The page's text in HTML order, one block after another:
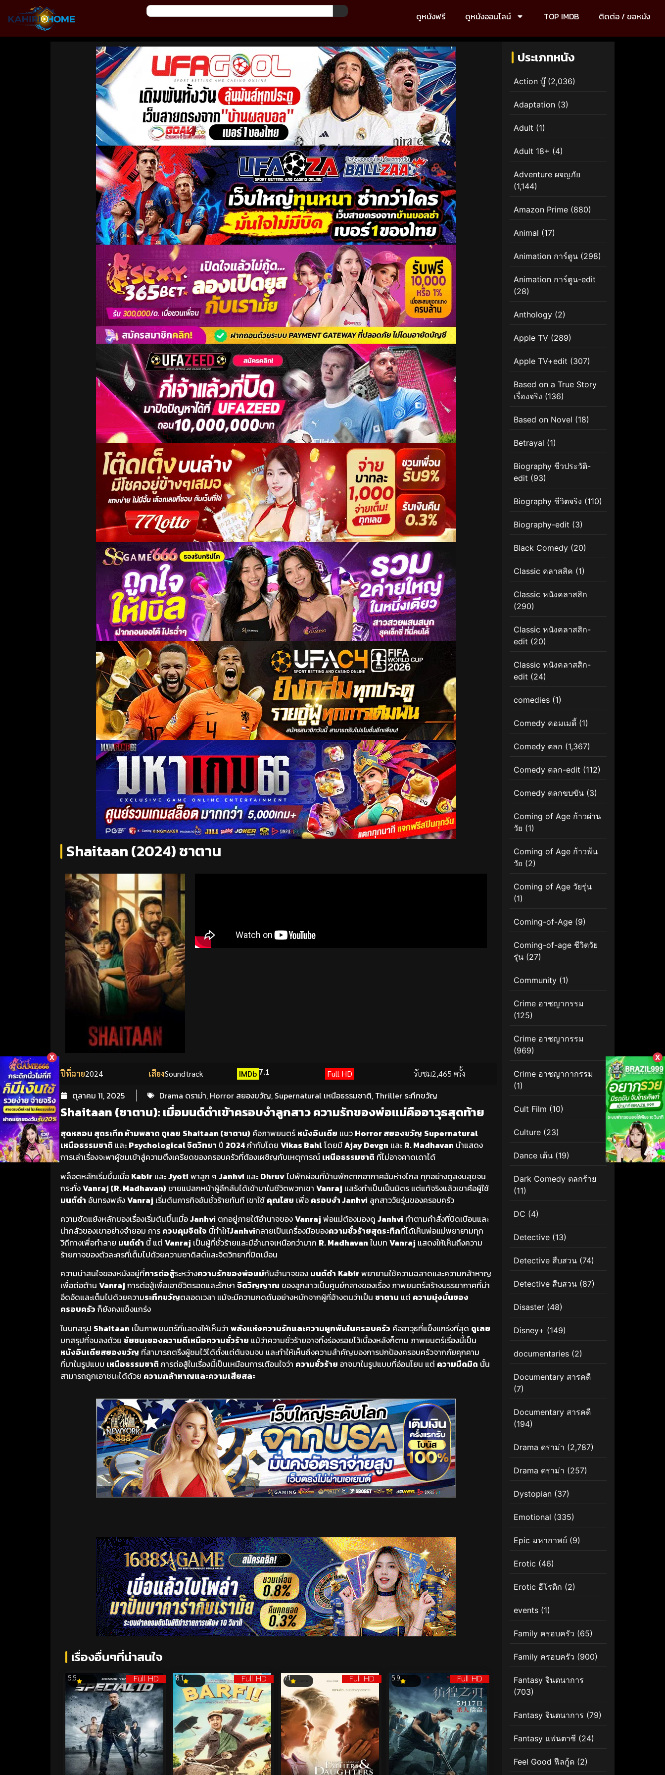
ดูหนังฟรี ดูหนังออนไลน์ TOP IMDB ติดต่อ / ขอหนัง
Shaitaan (2024) ซาตาน
ปีที่ฉาย2024 เสียงSoundtrack IMDb 7.1 Full HD รับชม2,465 ครั้ง
ตุลาคม 11, 2025 Drama ดราม่า, Horror สยองขวัญ, Supernatural เหนือธรรมชาติ, Thriller ระทึกขวัญ
Shaitaan (ซาตาน): เมื่อมนต์ดำเข้าครอบงำลูกสาว ความรักของพ่อแม่คืออาวุธสุดท้าย
สุดหลอน สุดระทึก ห้ามพลาด ดูเลย Shaitaan (ซาตาน) คือภาพยนตร์ หนังอินเดีย แนว Horror สยองขวัญ Supernatural
เหนือธรรมชาติ และ Psychological จิตวิทยา ปี 2024กำกับโดย Vikas BahlโดยมีAjay Devgn และ R. Madhavan นำแสดง
การเล่าเรื่องจะพาผู้ชมเข้าสู่ความตึงเครียดของครอบครัวที่ต้องเผชิญกับเหตุการณ์ เหนือธรรมชาติ ที่ไม่อาจคาดเดาได้
พล็อตหลักเริ่มขึ้นเมื่อ Kabir และJyoti พาลูก ๆ Janhvi และ Dhruvไปพักผ่อนที่บ้านพักตากอากาศอันห่างไกล ทุกอย่างดูสงบสุขจน
กระทั่งVanraj (R. Madhavan) ชายแปลกหน้าผู้ลึกลับได้เข้ามาในชีวิตพวกเขา Vanraj แสร้งทำเป็นเป็นมิตร แต่แท้จริงแล้วเขาคือผู้ใช้
มนต์ดำ อันทรงพลังVanraj เริ่มต้นภารกิจอันชั่วร้ายทันที เขาใช้ คุณไสย เพื่อ ครอบงำ Janhvi ลูกสาววัยรุ่นของครอบครัว
ความขัดแย้งหลักของเรื่องเริ่มต้นขึ้นเมื่อJanhvi ตกอยู่ภายใต้อำนาจของVanraj พ่อแม่ต้องมองดู Janhvi ทำตามคำสั่งที่บิดเบือนและ
น่ากลัวของเขาอย่างจำยอม การ ควบคุมจิตใจ นี้ทำให้Janhviกลายเป็นเครื่องมือของความชั่วร้ายสุดระทึกที่ได้เห็นพ่อแม่พยายามทุก
วิถีทางเพื่อทำลาย มนต์ดำ นี้ แต่ Vanraj เป็นผู้ที่ชั่วร้ายและมีอำนาจเหนือกว่ามาก R. Madhavan ในบท Vanraj แสดงให้เห็นถึงความ
ร้ายกาจของตัวละครที่เต็มไปด้วยความซาดิสต์และจิตวิทยาที่บิดเบือน
ความน่าสนใจของหนังอยู่ที่การต่อสู้ระหว่างความรักของพ่อแม่กับอำนาจของ มนต์ดำ Kabirพยายามใช้ความฉลาดและความกล้าหาญ
เพื่อต่อต้าน Vanraj การต่อสู้เพื่อเอาชีวิตรอดและรักษา จิตวิญญาณ ของลูกสาวเป็นศูนย์กลางของเรื่อง ภาพยนตร์สร้างบรรยากาศที่น่า
อึดอัดและเต็มไปด้วยความระทึกขวัญตลอดเวลา แม้จะมีความกดดันอย่างหนักจากผู้ที่อ้างตนว่าเป็น ซาตาน แต่ ความมุ่งมั่นของ
ครอบครัว ก็ยังคงแข็งแกร่ง
ในบทสรุป Shaitaan เป็นภาพยนตร์ที่แสดงให้เห็นว่า พลังแห่งความรักและความผูกพันในครอบครัว คืออาวุธที่แข็งแกร่งที่สุด ดูเลย
บทสรุปที่จบลงด้วย ชัยชนะของความดีเหนือความชั่วร้าย แม้ว่าความชั่วร้ายอาจทิ้งร่องรอยไว้เบื้องหลังก็ตาม ภาพยนตร์เรื่องนี้เป็น
หนังอินเดียสยองขวัญ ที่สามารถตรึงผู้ชมไว้ได้ตั้งแต่ต้นจนจบ และทำให้เห็นถึงความสำคัญของการปกป้องครอบครัวจากภัยคุกคาม
ที่มาในรูปแบบ เหนือธรรมชาติ การต่อสู้ในเรื่องนี้เป็นเหมือนการเตือนใจว่า ความชั่วร้าย อาจมาในรูปแบบที่อ่อนโยน แต่ ความมืดมิด นั้น
สามารถถูกเอาชนะได้ด้วย ความกล้าหาญและความเสียสละ
เรื่องอื่นๆที่น่าสนใจ
Full HD
5.5 Full HD
8.1 Full HD
7.1 Full HD
5.9
ประเภทหนัง
Action บู๊(2,036)
Adaptation (3)
Adult (1)
Adult 18+ (4)
Adventure ผจญภัย
(1,144)
Amazon Prime (880)
Animal (17)
Animation การ์ตูน (298)
Animation การ์ตูน-edit
(28)
Anthology (2)
Apple TV (289)
Apple TV+edit (307)
Based on a True Story
เรื่องจริง (136)
Based on Novel (18)
Betrayal (1)
Biography ชีวประวัติ-
edit (93)
Biography ชีวิตจริง (110)
Biography-edit (3)
Black Comedy (20)
Classic คลาสสิค (1)
Classic หนังคลาสสิก
(290)
Classic หนังคลาสสิก-
edit (20)
Classic หนังคลาสสิก-
edit (24)
comedies (1)
Comedy คอมเมดี้ (1)
Comedy ตลก (1,367)
Comedy ตลก-edit (112)
Comedy ตลกขบขัน (3)
Coming of Age ก้าวผ่าน
วัย (1)
Coming of Age ก้าวพ้น
วัย (2)
Coming of Age วัยรุ่น
(1)
Coming-of-Age (9)
Coming-of-age ชีวิตวัย
รุ่น (27)
Community (1)
Crime อาชญากรรม
(125)
Crime อาชญากรรม
(969)
Crime อาชญากากรรม
(1)
Cult Film (10)
Culture (23)
Dance เต้น (19)
Dark Comedy ตลกร้าย
(11)
DC (4)
Detective (13)
Detective สืบสวน (74)
Detective สืบสวน (87)
Disaster (48)
Disney+ (149)
documentaries (2)
Documentary สารคดี
(7)
Documentary สารคดี
(194)
Drama ดราม่า (2,787)
Drama ดราม่า (257)
Dystopian (37)
Emotional (335)
Epic มหากาพย์ (9)
Erotic (46)
Erotic อีโรติก (2)
events (1)
Family ครอบครัว (65)
Family ครอบครัว (900)
Fantasy จินตนาการ
(703)
Fantasy จินตนาการ (79)
Fantasy แฟนตาซี (24)
Feel Good ฟีลกู้ด (2)
X X